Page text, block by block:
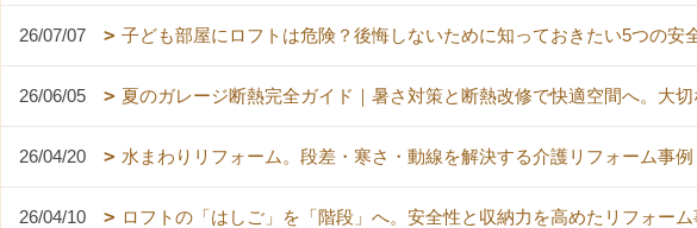
26/07/07 子ども部屋にロフトは危険？後悔しないために知っておきたい5つの安
26/06/05 夏のガレージ断熱完全ガイド｜暑さ対策と断熱改修で快適空間へ。大
26/04/20 水まわりリフォーム。段差・寒さ・動線を解決する介護リフォーム事例
26/04/10 ロフトの「はしご」を「階段」へ。安全性と収納力を高めたリフォー